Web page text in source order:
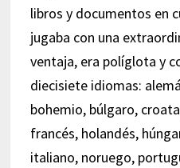
libros y documentos en
jugaba con una
ventaja, era políglota y
diecisiete idiomas:
bohemio, búlgaro,
francés, holandés,
italiano, noruego,